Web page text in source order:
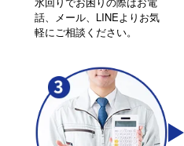
話、メール、LINEよりお気
軽にご相談ください。